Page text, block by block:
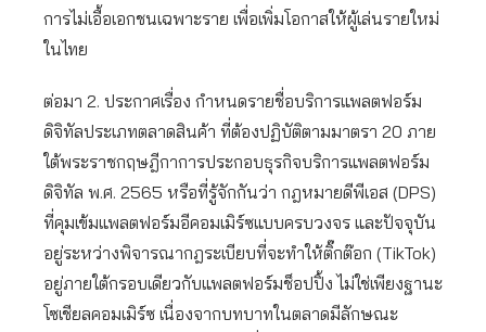
การไม่เอื้อเอกชนเฉพาะราย เพื่อเพิ่มโอกาสให้ผู้เล่นรายใหม่
ในไทย
ต่อมา 2. ประกาศเรื่อง กำหนดรายชื่อบริการแพลตฟอร์ม
ดิจิทัลประเภทตลาดสินค้า ที่ต้องปฏิบัติตามมาตรา 20 ภาย
ใต้พระราชกฤษฎีกาการประกอบธุรกิจบริการแพลตฟอร์ม
ดิจิทัล พ.ศ. 2565 หรือที่รู้จักกันว่า กฎหมายดีพีเอส (DPS)
ที่คุมเข้มแพลตฟอร์มอีคอมเมิร์ซแบบครบวงจร และปัจจุบัน
อยู่ระหว่างพิจารณากฎระเบียบที่จะทำให้ติ๊กต๊อก (TikTok)
อยู่ภายใต้กรอบเดียวกับแพลตฟอร์มช็อปปิ้ง ไม่ใช่เพียงฐานะ
โซเชียลคอมเมิร์ซ เนื่องจากบทบาทในตลาดมีลักษณะ